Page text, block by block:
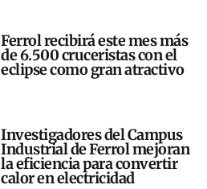
Ferrol recibirá este mes más
de 6.500 cruceristas con el
eclipse como gran atractivo
Investigadores del Campus
Industrial de Ferrol mejoran
la eficiencia para convertir
calor en electricidad